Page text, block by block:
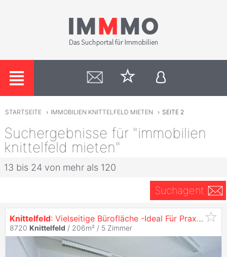
STARTSEITE › IMMOBILIEN KNITTELFELD MIETEN › SEITE 2
Suchergebnisse für "immobilien
knittelfeld mieten"
13 bis 24 von mehr als 120
Suchagent
Knittelfeld: Vielseitige Bürofläche -Ideal Für Praxis, Beratung oder Schulung - 206 m2 in Zentraler Lage
8720 Knittelfeld / 206m² / 5 Zimmer